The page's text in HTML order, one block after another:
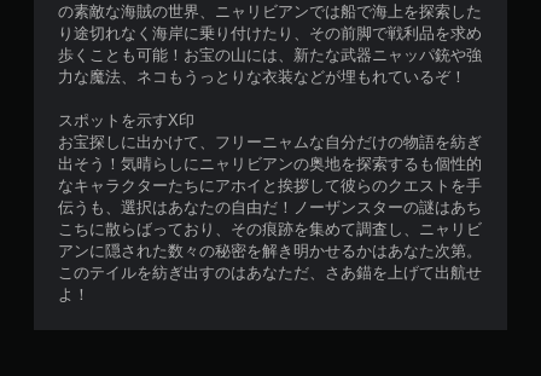
の素敵な海賊の世界、ニャリビアンでは船で海上を探索した
り途切れなく海岸に乗り付けたり、その前脚で戦利品を求め
歩くことも可能！お宝の山には、新たな武器ニャッパ銃や強
力な魔法、ネコもうっとりな衣装などが埋もれているぞ！
スポットを示すX印
お宝探しに出かけて、フリーニャムな自分だけの物語を紡ぎ
出そう！気晴らしにニャリビアンの奥地を探索するも個性的
なキャラクターたちにアホイと挨拶して彼らのクエストを手
伝うも、選択はあなたの自由だ！ノーザンスターの謎はあち
こちに散らばっており、その痕跡を集めて調査し、ニャリビ
アンに隠された数々の秘密を解き明かせるかはあなた次第。
このテイルを紡ぎ出すのはあなただ、さあ錨を上げて出航せ
よ！